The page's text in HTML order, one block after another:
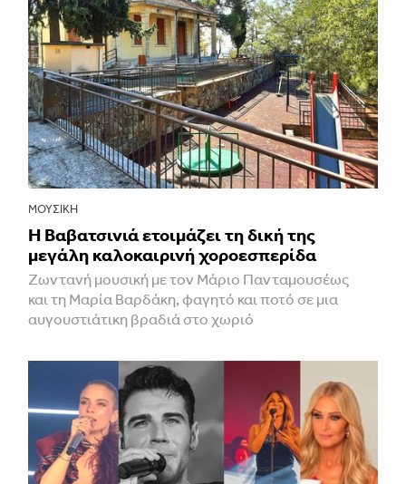
ΜΟΥΣΙΚΉ
Η Βαβατσινιά ετοιμάζει τη δική της
μεγάλη καλοκαιρινή χοροεσπερίδα
Ζωντανή μουσική με τον Μάριο Πανταμουσέως
και τη Μαρία Βαρδάκη, φαγητό και ποτό σε μια
αυγουστιάτικη βραδιά στο χωριό